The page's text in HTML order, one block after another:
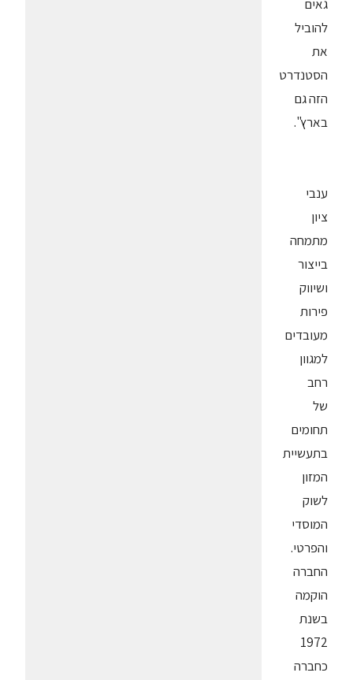
גאים
להוביל
את
הסטנדרט
הזה גם
בארץ".
ענבי
ציון
מתמחה
בייצור
ושיווק
פירות
מעובדים
למגוון
רחב
של
תחומים
בתעשיית
המזון
לשוק
המוסדי
והפרטי.
החברה
הוקמה
בשנת
1972
כחברה